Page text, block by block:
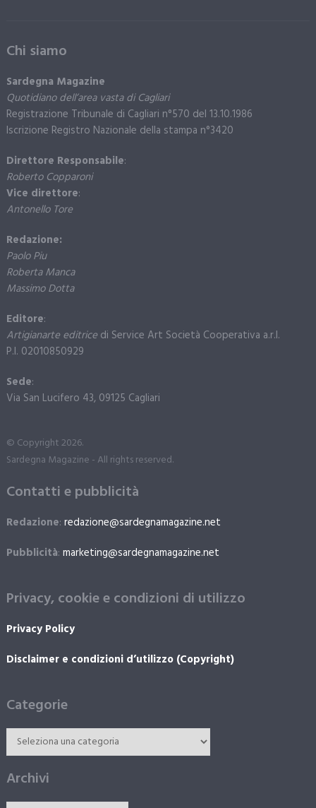
Chi siamo
Sardegna Magazine
Quotidiano dell’area vasta di Cagliari
Registrazione Tribunale di Cagliari n°570 del 13.10.1986
Iscrizione Registro Nazionale della stampa n°3420
Direttore Responsabile:
Roberto Copparoni
Vice direttore:
Antonello Tore
Redazione:
Paolo Piu
Roberta Manca
Massimo Dotta
Editore:
Artigianarte editricedi Service Art Società Cooperativa a.r.l.
P.I. 02010850929
Sede:
Via San Lucifero 43, 09125 Cagliari
© Copyright 2026.
Sardegna Magazine - All rights reserved.
Contatti e pubblicità
Redazione: redazione@sardegnamagazine.net
Pubblicità: marketing@sardegnamagazine.net
Privacy, cookie e condizioni di utilizzo
Privacy Policy
Disclaimer e condizioni d’utilizzo (Copyright)
Categorie
Archivi